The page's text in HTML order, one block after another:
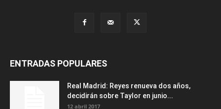
ENTRADAS POPULARES
Real Madrid: Reyes renueva dos años,
decidirán sobre Taylor en junio...
12 abril 2017